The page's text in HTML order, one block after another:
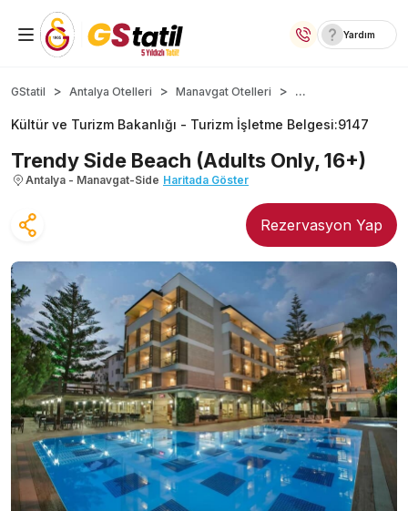
Yurt İçi Oteller
Temalı Oteller
Kıbrıs Otelleri
Lansmana Özel Oteller
Yurt Dışı Turlar
Yardım
GStatil Antalya Otelleri Manavgat Otelleri ...
Kültür ve Turizm Bakanlığı - Turizm İşletme Belgesi:9147
Trendy Side Beach (Adults Only, 16+)
Antalya - Manavgat-Side Haritada Göster
Rezervasyon Yap